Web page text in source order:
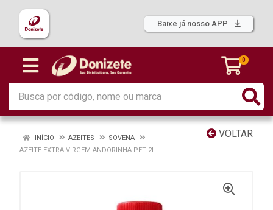
Baixe já nosso APP
0
VOLTAR
INÍCIO AZEITES
SOVENA
AZEITE EXTRA VIRGEM ANDORINHA PET 2L